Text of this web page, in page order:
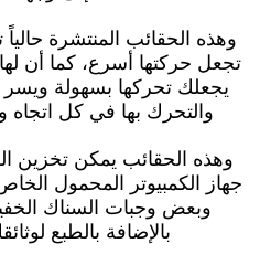
وهذه الحقائب المنتشرة
تجعل حركتها أسرع، كما أن
يجعلك تحركها بسهولة ويسر
والتحرك بها في كل اتجاه
وهذه الحقائب يمكن تخزين
جهاز الكمبيوتر المحمول
وبعض وجبات السناك
بالإضافة بالطبع